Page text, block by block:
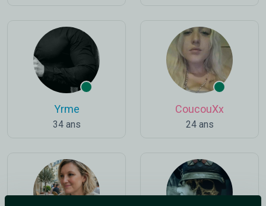
Yrme
34 ans
CoucouXx
24 ans